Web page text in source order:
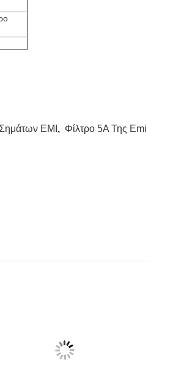
πρέπει ναEMI , Φίλτρο 5A Της Emi